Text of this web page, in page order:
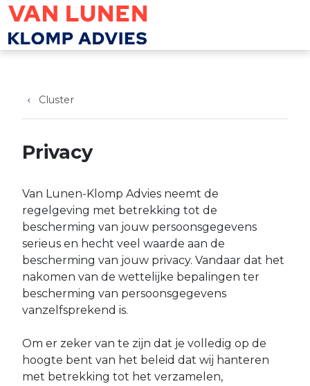
Overslaan en naar de inhoud gaan
Cluster
Privacy
Van Lunen-Klomp Advies neemt de
regelgeving met betrekking tot de
bescherming van jouw persoonsgegevens
serieus en hecht veel waarde aan de
bescherming van jouw privacy. Vandaar dat het
nakomen van de wettelijke bepalingen ter
bescherming van persoonsgegevens
vanzelfsprekend is.
Om er zeker van te zijn dat je volledig op de
hoogte bent van het beleid dat wij hanteren
met betrekking tot het verzamelen,